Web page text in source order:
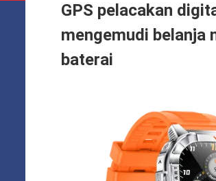
GPS pelacakan
mengemudi belanja
baterai